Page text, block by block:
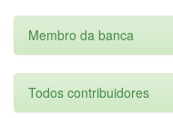
Membro da banca
Todos contribuidores